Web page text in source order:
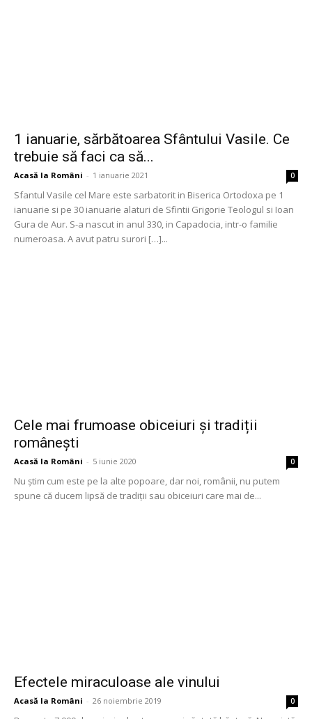
1 ianuarie, sărbătoarea Sfântului Vasile. Ce
trebuie să faci ca să...
Acasă la Români - 1 ianuarie 2021 0
Sfantul Vasile cel Mare este sarbatorit in Biserica Ortodoxa pe 1
ianuarie si pe 30 ianuarie alaturi de Sfintii Grigorie Teologul si Ioan
Gura de Aur. S-a nascut in anul 330, in Capadocia, intr-o familie
numeroasa. A avut patru surori […]...
Cele mai frumoase obiceiuri și tradiții
românești
Acasă la Români - 5 iunie 2020 0
Nu știm cum este pe la alte popoare, dar noi, românii, nu putem
spune că ducem lipsă de tradiții sau obiceiuri care mai de...
Efectele miraculoase ale vinului
Acasă la Români - 26 noiembrie 2019 0